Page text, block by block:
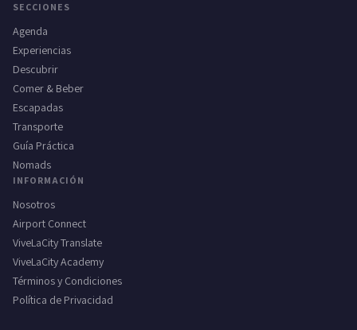
SECCIONES
Agenda
Experiencias
Descubrir
Comer & Beber
Escapadas
Transporte
Guía Práctica
Nomads
INFORMACIÓN
Nosotros
Airport Connect
ViveLaCity Translate
ViveLaCity Academy
Términos y Condiciones
Política de Privacidad